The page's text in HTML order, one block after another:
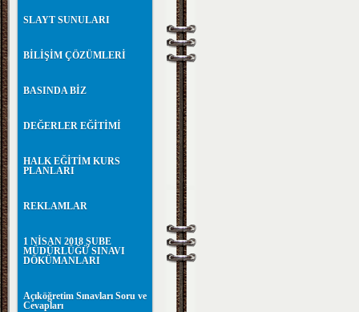
SLAYT SUNULARI
BİLİŞİM ÇÖZÜMLERİ
BASINDA BİZ
DEĞERLER EĞİTİMİ
HALK EĞİTİM KURS
PLANLARI
REKLAMLAR
1 NİSAN 2018 ŞUBE
MÜDÜRLÜĞÜ SINAVI
DÖKÜMANLARI
Açıköğretim Sınavları Soru ve
Cevapları